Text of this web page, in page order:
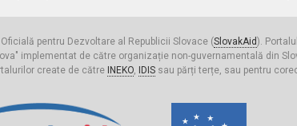
pentru Dezvoltare al Republicii Slovace (SlovakAid ).
implementat de către organizație non-guvernamentală din
create de către INEKO, IDISsau părți terțe, sau pentru